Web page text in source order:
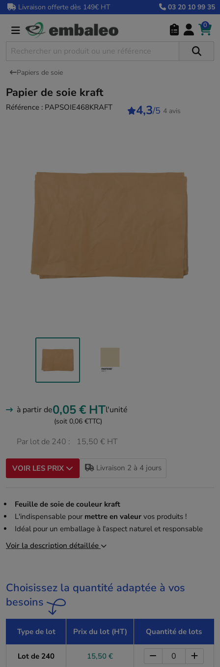
Livraison offerte dès 149€ HT 03 20 10 99 35
0
Papiers de soie
Papier de soie kraft
Référence : PAPSOIE468KRAFT 4,3/5 4 avis
à partir de0,05 € HTl'unité
(soit 0,06 €TTC)
Par lot de 240 : 15,50 € HT
VOIR LES PRIX Livraison 2 à 4 jours
Feuille de soie de couleur kraft
L'indispensable pour mettre en valeurvos produits !
Idéal pour un emballage à l'aspect naturel et responsable
Voir la description détaillée
Choisissez la quantité adaptée à vos
besoins
Type de lot Prix du lot (HT) Quantité de lots
Lot de 240 15,50 €